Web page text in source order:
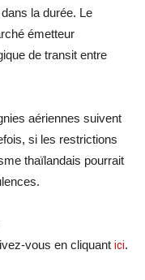
la durée. Le
émetteur
de transit entre
aériennes suivent
si les restrictions
thaïlandais pourrait
vous en cliquant ici.